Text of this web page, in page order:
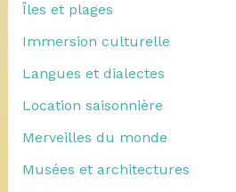
Îles et plages
Immersion culturelle
Langues et dialectes
Location saisonnière
Merveilles du monde
Musées et architectures